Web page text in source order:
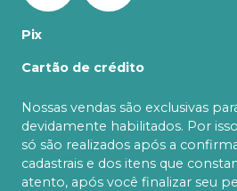
Pix
Cartão de crédito
Nossas vendas são exclusivas
devidamente habilitados. Por
só são realizados após a
cadastrais e dos itens que
atento, após você finalizar seu